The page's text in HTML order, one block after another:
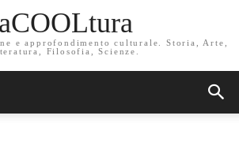
e approfondimento culturale. Storia, Arte,
Filosofia, Scienze.